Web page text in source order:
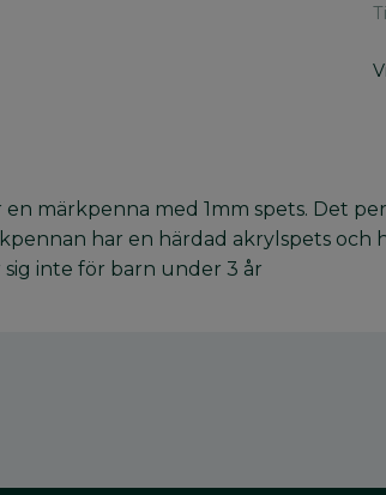
märkpenna med 1mm spets. Det
har en härdad akrylspets
sig inte för barn under 3 år